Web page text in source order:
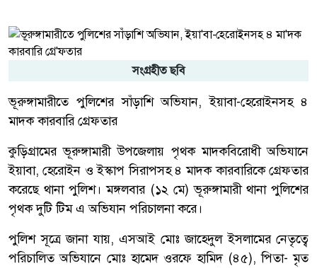
সংগ্রহীত ছবি
ভূরুঙ্গামারীতে পুলিশের সাঁড়াশি অভিযান, ইয়াবা-হেরোইনসহ ৪
মাদক কারবারি গ্রেফতার
কুড়িগ্রামের ভূরুঙ্গামারী উপজেলায় পৃথক মাদকবিরোধী অভিযানে
ইয়াবা, হেরোইন ও ইস্কাপ সিরাপসহ ৪ মাদক কারবারিকে গ্রেফতার
করেছে থানা পুলিশ। মঙ্গলবার (১২ মে) ভূরুঙ্গামারী থানা পুলিশের
পৃথক দুটি টিম এ অভিযান পরিচালনা করে।
পুলিশ সূত্রে জানা যায়, এসআই মোঃ জাহেদুল ইসলামের নেতৃত্বে
পরিচালিত অভিযানে মোঃ হামেদ ওরফে হামিদ (৪৫), পিতা- মৃত